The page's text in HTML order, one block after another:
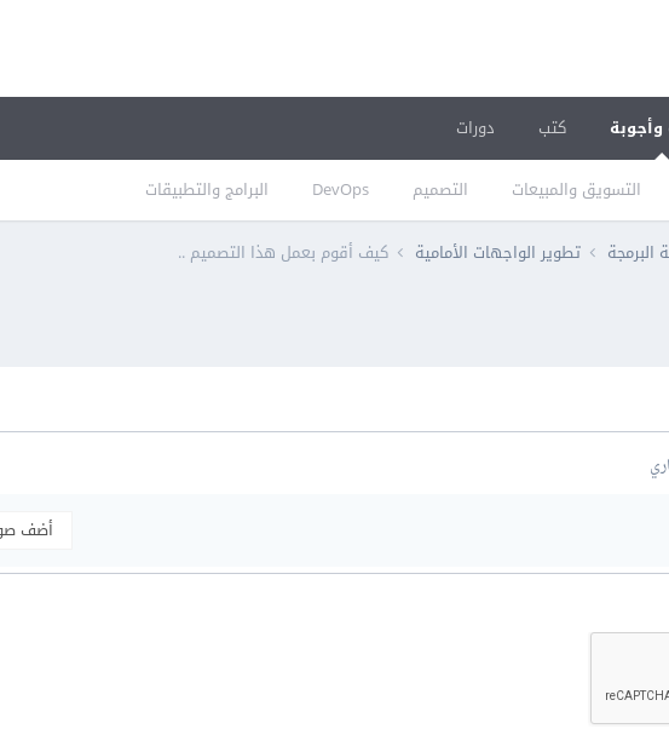
التسويق والمبيعات التصميم DevOps البرامج والتطبيقات
كتب دورات
البرمجة تطوير الواجهات الأمامية كيف أقوم بعمل هذا التصميم ..
أضف